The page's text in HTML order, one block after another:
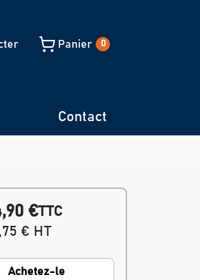
Panier 0
Contact
€TTC
€ HT
Achetez-le